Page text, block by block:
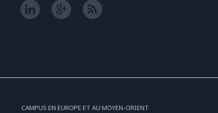
CAMPUS EN EUROPE ET AU MOYEN-ORIENT